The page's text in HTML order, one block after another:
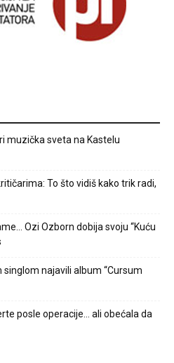
muzička sveta na Kastelu
To što vidiš kako trik radi,
Ozi Ozborn dobija svoju “Kuću
najavili album “Cursum
posle operacije… ali obećala da